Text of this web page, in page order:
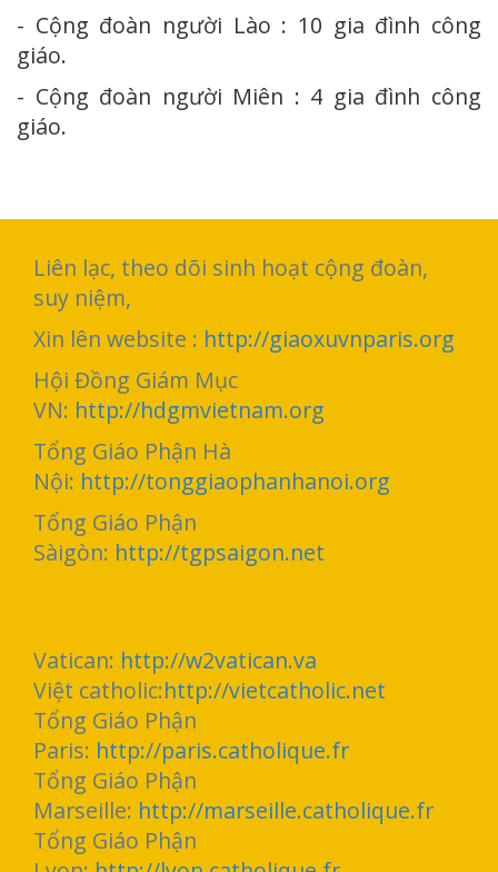
- Cộng đoàn người Lào : 10 gia đình công
giáo.
- Cộng đoàn người Miên : 4 gia đình công
giáo.
Liên lạc, theo dõi sinh hoạt cộng đoàn,
suy niệm,
Xin lên website : http://giaoxuvnparis.org
Hội Đồng Giám Mục
VN: http://hdgmvietnam.org
Tổng Giáo Phận Hà
Nội: http://tonggiaophanhanoi.org
Tổng Giáo Phận
Sàigòn: http://tgpsaigon.net
Vatican: http://w2vatican.va
Việt catholic:http://vietcatholic.net
Tổng Giáo Phận
Paris: http://paris.catholique.fr
Tổng Giáo Phận
Marseille: http://marseille.catholique.fr
Tổng Giáo Phận